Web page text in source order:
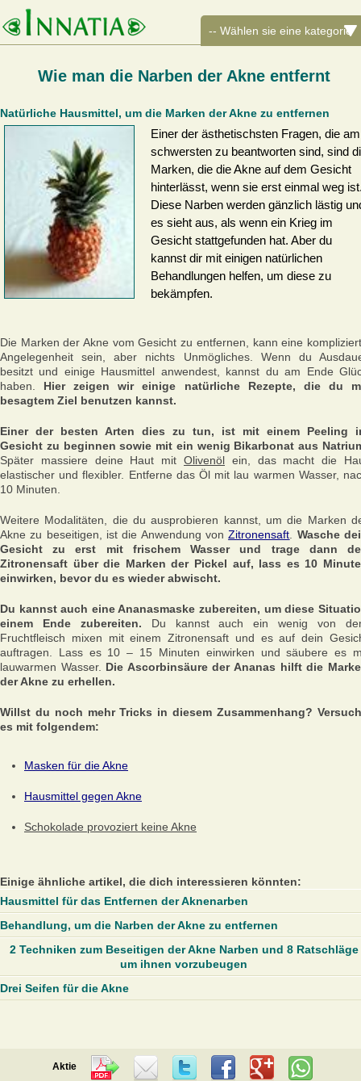
Wie man die Narben der Akne entfernt
Natürliche Hausmittel, um die Marken der Akne zu entfernen
Einer der ästhetischsten Fragen, die am
schwersten zu beantworten sind, sind
Marken, die die Akne auf dem Gesicht
hinterlässt, wenn sie erst einmal weg
Diese Narben werden gänzlich lästig
es sieht aus, als wenn ein Krieg im
Gesicht stattgefunden hat. Aber du
kannst dir mit einigen natürlichen
Behandlungen helfen, um diese zu
bekämpfen.
Die Marken der Akne vom Gesicht zu entfernen, kann eine
Angelegenheit sein, aber nichts Unmögliches. Wenn du
besitzt und einige Hausmittel anwendest, kannst du am Ende
haben. Hier zeigen wir einige natürliche Rezepte, die du
besagtem Ziel benutzen kannst.
Einer der besten Arten dies zu tun, ist mit einem Peeling
Gesicht zu beginnen sowie mit ein wenig Bikarbonat aus
Später massiere deine Haut mit Olivenöl ein, das macht die
elastischer und flexibler. Entferne das Öl mit lau warmen Wasser,
10 Minuten.
Weitere Modalitäten, die du ausprobieren kannst, um die Marken
Akne zu beseitigen, ist die Anwendung vonZitronensaft
Wasche
Gesicht zu erst mit frischem Wasser und trage dann
Zitronensaft über die Marken der Pickel auf, lass es 10
einwirken, bevor du es wieder abwischt.
Du kannst auch eine Ananasmaske zubereiten, um diese
einem Ende zubereiten. Du kannst auch ein wenig von
Fruchtfleisch mixen mit einem Zitronensaft und es auf dein
auftragen. Lass es 10 – 15 Minuten einwirken und säubere es
lauwarmen Wasser. Die Ascorbinsäure der Ananas hilft die
der Akne zu erhellen.
Willst du noch mehr Tricks in diesem Zusammenhang?
es mit folgendem:
Masken für die Akne
Hausmittel gegen Akne
Schokolade provoziert keine Akne
Einige ähnliche artikel, die dich interessieren könnten:
Hausmittel für das Entfernen der Aknenarben
Behandlung, um die Narben der Akne zu entfernen
2 Techniken zum Beseitigen der Akne Narben und 8 Ratschläge
um ihnen vorzubeugen
Drei Seifen für die Akne
Aktie